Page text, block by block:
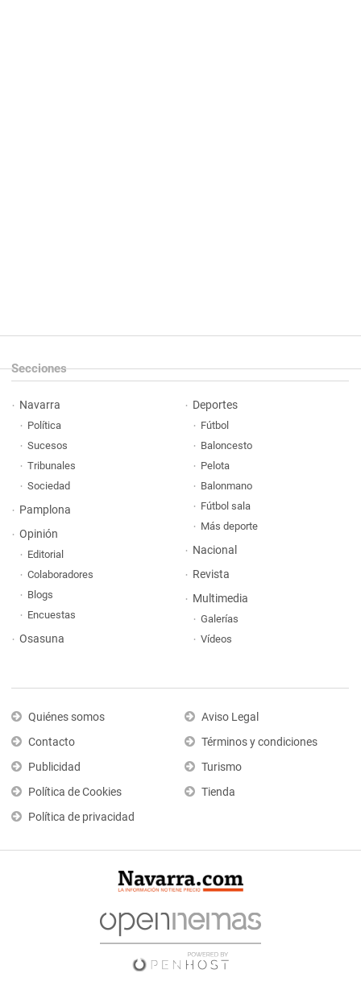
Secciones
Navarra
Política
Sucesos
Tribunales
Sociedad
Pamplona
Opinión
Editorial
Colaboradores
Blogs
Encuestas
Osasuna
Deportes
Fútbol
Baloncesto
Pelota
Balonmano
Fútbol sala
Más deporte
Nacional
Revista
Multimedia
Galerías
Vídeos
Quiénes somos
Contacto
Publicidad
Política de Cookies
Política de privacidad
Aviso Legal
Términos y condiciones
Turismo
Tienda